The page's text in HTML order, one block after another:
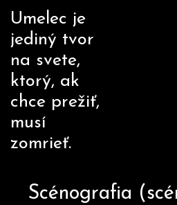
Skip
content
Umelec je
jediný tvor
na svete,
ktorý, ak
chce prežiť,
musí
zomrieť.
Scénografia